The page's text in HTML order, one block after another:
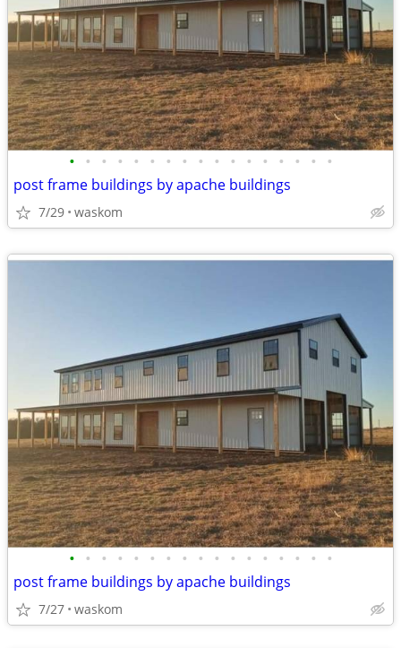
• • • • • • • • • • • • • • • • •
post frame buildings by apache buildings
7/29 waskom
• • • • • • • • • • • • • • • • •
post frame buildings by apache buildings
7/27 waskom